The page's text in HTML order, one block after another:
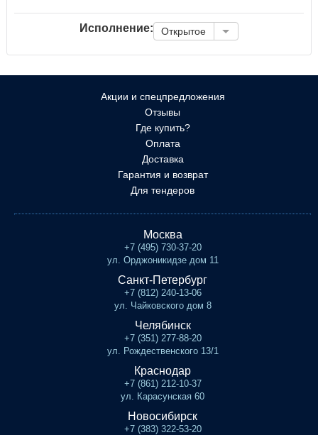
Исполнение: Открытое
Акции и спецпредложения
Отзывы
Где купить?
Оплата
Доставка
Гарантия и возврат
Для тендеров
Москва
+7 (495) 730-37-20
ул. Орджоникидзе дом 11
Санкт-Петербург
+7 (812) 240-13-06
ул. Чайковского дом 8
Челябинск
+7 (351) 277-88-20
ул. Рождественского 13/1
Краснодар
+7 (861) 212-10-37
ул. Карасунская 60
Новосибирск
+7 (383) 322-53-20